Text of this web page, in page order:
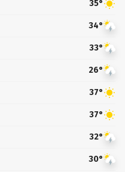
35°
34°
33°
26°
37°
37°
32°
30°